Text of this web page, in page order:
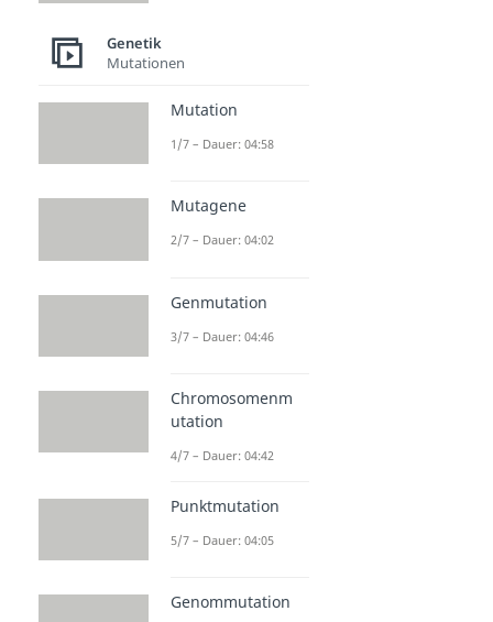
Genetik
Mutationen
Mutation
1/7 – Dauer: 04:58
Mutagene
2/7 – Dauer: 04:02
Genmutation
3/7 – Dauer: 04:46
Chromosomenm
utation
4/7 – Dauer: 04:42
Punktmutation
5/7 – Dauer: 04:05
Genommutation